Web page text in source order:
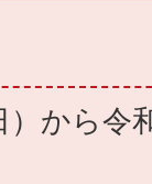
から令